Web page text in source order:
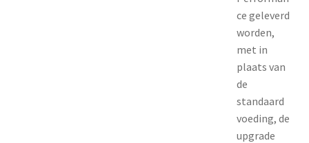
ce geleverd
worden,
met in
plaats van
de
standaard
voeding, de
upgrade